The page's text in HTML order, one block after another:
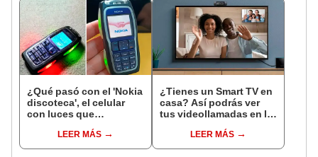
¿Qué pasó con el 'Nokia
discoteca', el celular
con luces que
tu música?LEER MÁS
¿Tienes un Smart TV en
casa? Así podrás ver
tus videollamadas en la
LEER MÁS